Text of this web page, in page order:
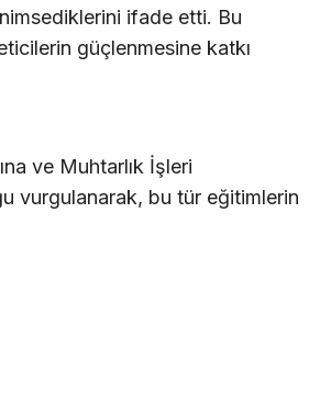
ifade etti. Bu
güçlenmesine katkı
ve Muhtarlık İşleri
vurgulanarak, bu tür eğitimlerin